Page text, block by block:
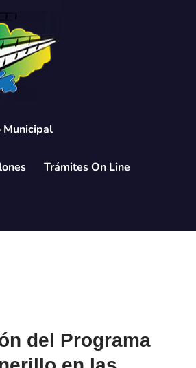
Municipal
Trámites On Line
del Programa